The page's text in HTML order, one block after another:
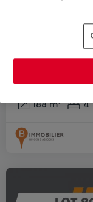
1 165 000 €
188 m² 4